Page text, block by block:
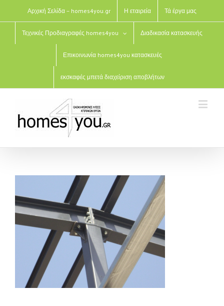
Αρχική Σελίδα – homes4you.gr Η εταιρεία Τά έργα μας
Τεχνικές Προδιαγραφές homes4you Διαδικασία κατασκευής
Επικοινωνία homes4you κατασκευές
εκσκαφές μπετά διαχείριση αποβλήτων